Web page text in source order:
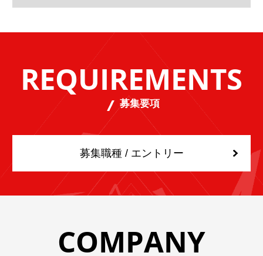
REQUIREMENTS
募集要項
募集職種 / エントリー
COMPANY